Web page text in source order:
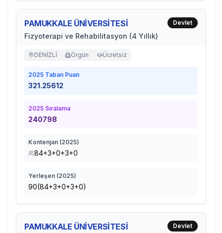
PAMUKKALE ÜNİVERSİTESİ
Fizyoterapi ve Rehabilitasyon (4 Yıllık)
Devlet
DENİZLİ Örgün Ücretsiz
2025 Taban Puan
321.25612
2025 Sıralama
240798
Kontenjan (2025)
84+3+0+3+0
Yerleşen (2025)
90(84+3+0+3+0)
PAMUKKALE ÜNİVERSİTESİ Devlet